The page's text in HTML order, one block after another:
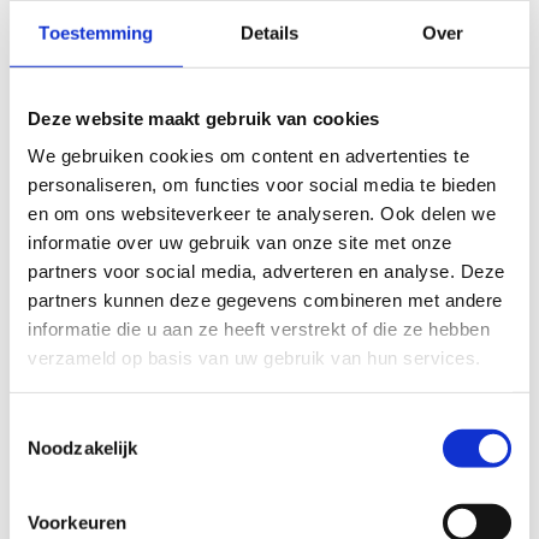
Toestemming Details Over
Deze website maakt gebruik van cookies
We gebruiken cookies om content en advertenties te
personaliseren, om functies voor social media te bieden
en om ons websiteverkeer te analyseren. Ook delen we
informatie over uw gebruik van onze site met onze
partners voor social media, adverteren en analyse. Deze
partners kunnen deze gegevens combineren met andere
informatie die u aan ze heeft verstrekt of die ze hebben
verzameld op basis van uw gebruik van hun services.
Noodzakelijk
Voorkeuren
Training volgen?
Blankenberge? Kijk dan even tussen ons aanbod